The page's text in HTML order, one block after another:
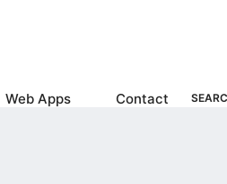
Web Apps Contact